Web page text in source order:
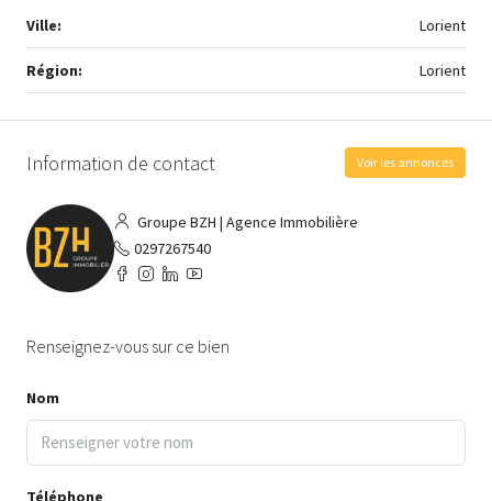
Ville: Lorient
Région: Lorient
Information de contact Voir les annonces
Groupe BZH | Agence Immobilière
0297267540
Renseignez-vous sur ce bien
Nom
Téléphone